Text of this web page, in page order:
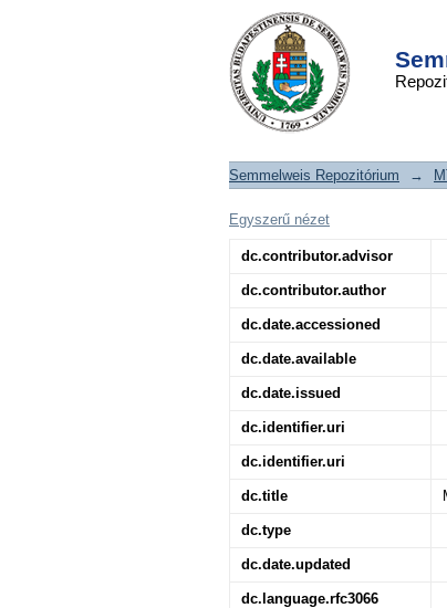
Molekuláris
differenciált
DSpace/Manakin
Semmelweis Repozitórium →
Egyszerű nézet
dc.contributor.advisor
dc.contributor.author
dc.date.accessioned
dc.date.available
dc.date.issued
dc.identifier.uri
dc.identifier.uri
dc.title
dc.type
dc.date.updated
dc.language.rfc3066